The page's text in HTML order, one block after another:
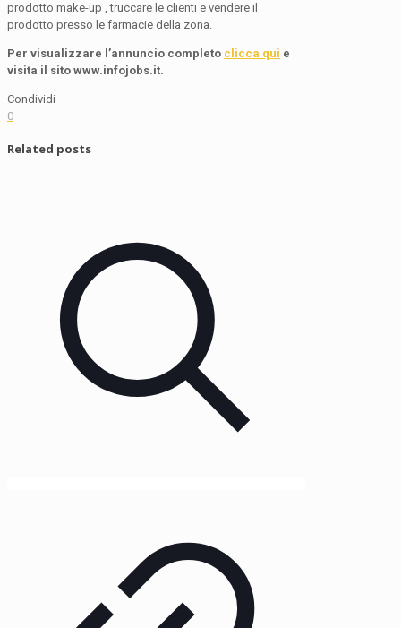
prodotto make-up , truccare le clienti e vendere il
prodotto presso le farmacie della zona.
Per visualizzare l’annuncio completo clicca qui e
visita il sito www.infojobs.it.
Condividi
0
Related posts